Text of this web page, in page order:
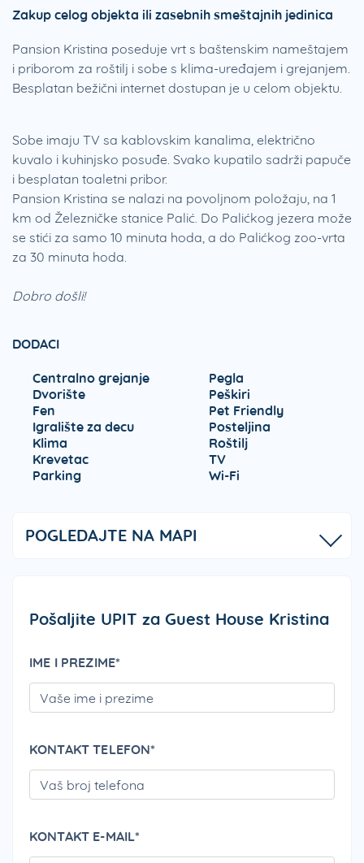
Zakup celog objekta ili zasebnih smeštajnih jedinica
Pansion Kristina poseduje vrt s baštenskim nameštajem
i priborom za roštilj i sobe s klima-uređajem i grejanjem.
Besplatan bežični internet dostupan je u celom objektu.
Sobe imaju TV sa kablovskim kanalima, električno
kuvalo i kuhinjsko posuđe. Svako kupatilo sadrži papuče
i besplatan toaletni pribor.
Pansion Kristina se nalazi na povoljnom položaju, na 1
km od Železničke stanice Palić. Do Palićkog jezera može
se stići za samo 10 minuta hoda, a do Palićkog zoo-vrta
za 30 minuta hoda.
Dobro došli!
DODACI
Centralno grejanje
Dvorište
Fen
Igralište za decu
Klima
Krevetac
Parking
Pegla
Peškiri
Pet Friendly
Posteljina
Roštilj
TV
Wi-Fi
POGLEDAJTE NA MAPI
Pošaljite UPIT za Guest House Kristina
IME I PREZIME*
KONTAKT TELEFON*
KONTAKT E-MAIL*